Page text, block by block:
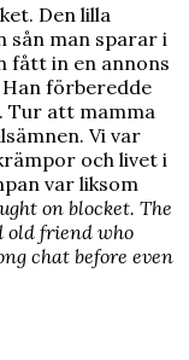
Den lilla
sån man sparar i
fått in en annons
förberedde
Tur att mamma
Vi var
och livet i
var liksom
on blocket. The
old friend who
chat before even